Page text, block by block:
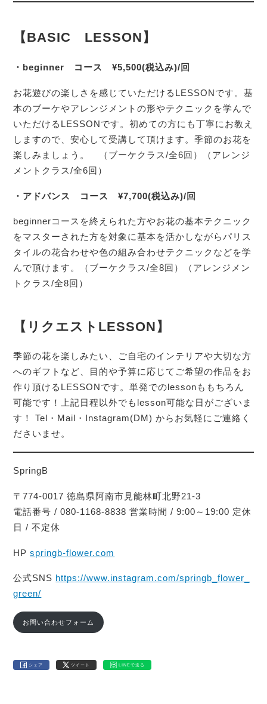
【BASIC LESSON】
・beginner コース ¥5,500(税込み)/回
お花遊びの楽しさを感じていただけるLESSONです。基
本のブーケやアレンジメントの形やテクニックを学んで
いただけるLESSONです。初めての方にも丁寧にお教え
しますので、安心して受講して頂けます。季節のお花を
楽しみましょう。 （ブーケクラス/全6回）（アレンジ
メントクラス/全6回）
・アドバンス コース ¥7,700(税込み)/回
beginnerコースを終えられた方やお花の基本テクニック
をマスターされた方を対象に基本を活かしながらパリス
タイルの花合わせや色の組み合わせテクニックなどを学
んで頂けます。（ブーケクラス/全8回）（アレンジメン
トクラス/全8回）
【リクエストLESSON】
季節の花を楽しみたい、ご自宅のインテリアや大切な方
へのギフトなど、目的や予算に応じてご希望の作品をお
作り頂けるLESSONです。単発でのlessonももちろん
可能です！上記日程以外でもlesson可能な日がございま
す！ Tel・Mail・Instagram(DM) からお気軽にご連絡く
ださいませ。
SpringB
〒774-0017 徳島県阿南市見能林町北野21-3
電話番号 / 080-1168-8838 営業時間 / 9:00～19:00 定休
日 / 不定休
HPspringb-flower.com
公式SNS https://www.instagram.com/springb_flower_
green/
お問い合わせフォーム
シェア ツイート LINEで送る